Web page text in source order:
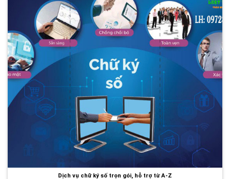
Dịch vụ chữ ký số trọn gói, hỗ trợ từ A-Z